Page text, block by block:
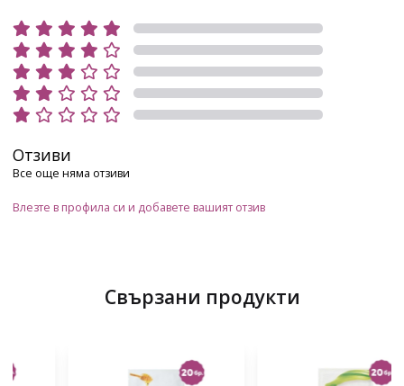
Отзиви
Все още няма отзиви
Влезте в профила си и добавете вашият отзив
Свързани продукти